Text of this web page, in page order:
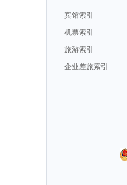
宾馆索引
机票索引
旅游索引
企业差旅索引